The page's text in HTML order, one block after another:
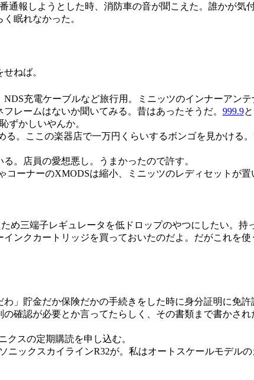
報しようとした時、消防車の音が聞こえた。誰かが気
眠れなかった。
ねば。
充電ケーブルなど旅行用。ミニッツのインナーアン
レームはないか聞いてみる。昔はあったそうだ。 999.9
ずかしいやんか。
。ここの楽器店で一万円くらいするボンゴを見かける
。店員の愛想悪し。うまかったので許す。
ーナーのXMODSは縮小、ミニッツのレディセットが置
三端子レギュレータを低ドロップのやつにしたい。持
ンクカートリッジを買っておいたのだよ。だがこれを
」貯金だか保険だかの手続きをした時に身分証明に免
確認が必要とか言ってたらしく、その書類まで書かさ
クスの定期購読を申し込む。
ニックスカイラインR32が。私はオートスケールモデ